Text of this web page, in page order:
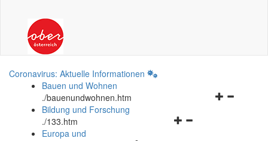
Coronavirus: Aktuelle Informationen
Bauen und Wohnen
./bauenundwohnen.htm
Navigationsmenü
Bildung und Forschung
./133.htm
Europa und